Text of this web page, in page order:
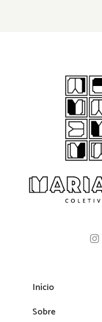
Início
Sobre